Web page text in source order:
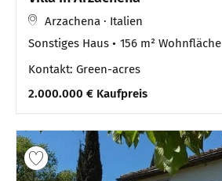
Arzachena · Italien
Sonstiges Haus
156 m² Wohnfläche
Kontakt: Green-acres
2.000.000 € Kaufpreis